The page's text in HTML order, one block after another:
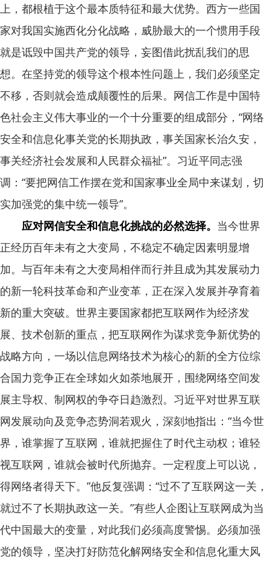
上，都根植于这个最本质特征和最大优势。西方一些国
家对我国实施西化分化战略，威胁最大的一个惯用手段
就是诋毁中国共产党的领导，妄图借此扰乱我们的思
想。在坚持党的领导这个根本性问题上，我们必须坚定
不移，否则就会造成颠覆性的后果。网信工作是中国特
色社会主义伟大事业的一个十分重要的组成部分，“网络
安全和信息化事关党的长期执政，事关国家长治久安，
事关经济社会发展和人民群众福祉”。习近平同志强
调：“要把网信工作摆在党和国家事业全局中来谋划，切
实加强党的集中统一领导”。
应对网信安全和信息化挑战的必然选择。 当今世界
正经历百年未有之大变局，不稳定不确定因素明显增
加。与百年未有之大变局相伴而行并且成为其发展动力
的新一轮科技革命和产业变革，正在深入发展并孕育着
新的重大突破。世界主要国家都把互联网作为经济发
展、技术创新的重点，把互联网作为谋求竞争新优势的
战略方向，一场以信息网络技术为核心的新的全方位综
合国力竞争正在全球如火如荼地展开，围绕网络空间发
展主导权、制网权的争夺日趋激烈。习近平对世界互联
网发展动向及竞争态势洞若观火，深刻地指出：“当今世
界，谁掌握了互联网，谁就把握住了时代主动权；谁轻
视互联网，谁就会被时代所抛弃。一定程度上可以说，
得网络者得天下。”他反复强调：“过不了互联网这一关，
就过不了长期执政这一关。”有些人企图让互联网成为当
代中国最大的变量，对此我们必须高度警惕。必须加强
党的领导，坚决打好防范化解网络安全和信息化重大风